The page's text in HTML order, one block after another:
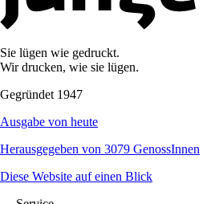
Sie lügen wie gedruckt.
Wir drucken, wie sie lügen.
Gegründet 1947
Ausgabe von heute
Herausgegeben von 3079 GenossInnen
Diese Website auf einen Blick